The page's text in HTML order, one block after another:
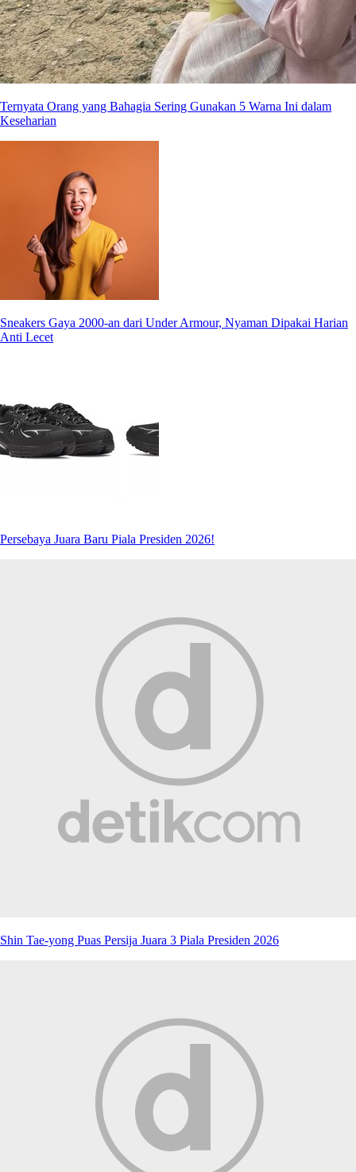
Ternyata Orang yang Bahagia Sering Gunakan 5 Warna Ini dalam
Keseharian
Sneakers Gaya 2000-an dari Under Armour, Nyaman Dipakai Harian
Anti Lecet
Persebaya Juara Baru Piala Presiden 2026!
Shin Tae-yong Puas Persija Juara 3 Piala Presiden 2026